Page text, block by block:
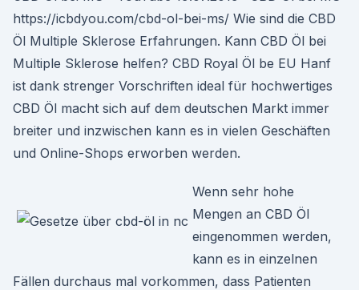
https://icbdyou.com/cbd-ol-bei-ms/ Wie sind die CBD
Öl Multiple Sklerose Erfahrungen. Kann CBD Öl bei
Multiple Sklerose helfen? CBD Royal Öl be EU Hanf
ist dank strenger Vorschriften ideal für hochwertiges
CBD Öl macht sich auf dem deutschen Markt immer
breiter und inzwischen kann es in vielen Geschäften
und Online-Shops erworben werden.
Wenn sehr hohe
Mengen an CBD Öl
eingenommen werden,
kann es in einzelnen
Fällen durchaus mal vorkommen, dass Patienten